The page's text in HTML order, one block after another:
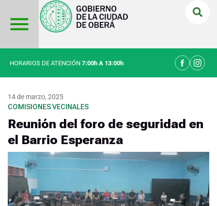
contenido
HORARIOS DE ATENCIÓN 7:00h A 13:00h
14 de marzo, 2025
COMISIONES VECINALES
Reunión del foro de seguridad en
el Barrio Esperanza